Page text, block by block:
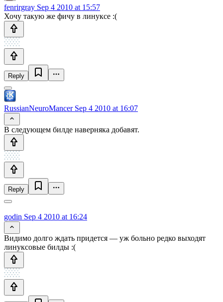
fenrirgray Sep 4 2010 at 15:57
Хочу такую же фичу в линуксе :(
Reply
RussianNeuroMancerSep 4 2010 at 16:07
В следующем билде наверняка добавят.
Reply
godin Sep 4 2010 at 16:24
Видимо долго ждать придется — уж больно редко выходят
линуксовые билды :(